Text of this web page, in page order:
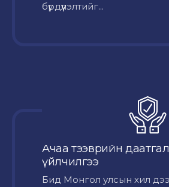
бүрдүүлэлтийг...
Ачаа тээврийн
үйлчилгээ
Бид Монгол улсын хил